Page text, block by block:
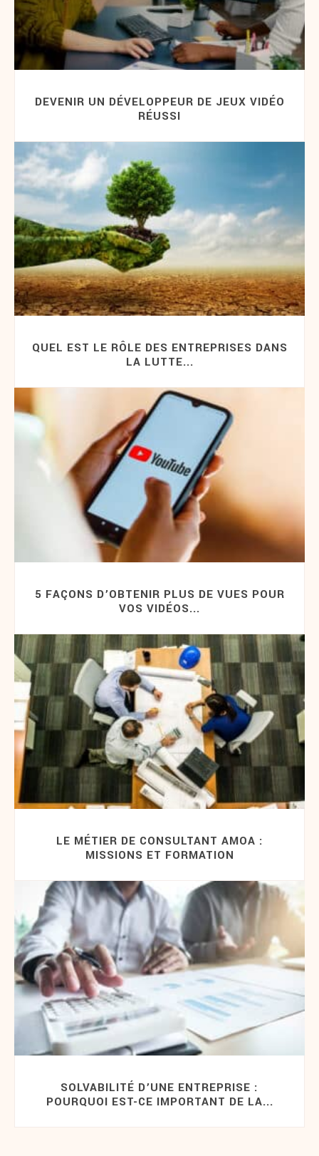
DEVENIR UN DÉVELOPPEUR DE JEUX VIDÉO
RÉUSSI
QUEL EST LE RÔLE DES ENTREPRISES DANS
LA LUTTE...
5 FAÇONS D’OBTENIR PLUS DE VUES POUR
VOS VIDÉOS...
LE MÉTIER DE CONSULTANT AMOA :
MISSIONS ET FORMATION
SOLVABILITÉ D’UNE ENTREPRISE :
POURQUOI EST-CE IMPORTANT DE LA...